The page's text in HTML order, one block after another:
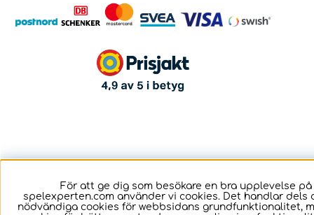
För att ge dig som besökare en bra upplevelse på
spelexperten.com använder vi cookies. Det handlar dels
nödvändiga cookies för webbsidans grundfunktionalitet,